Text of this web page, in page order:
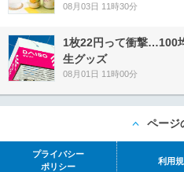
08月03日 11時30分
1枚22円って衝撃…100
生グッズ
08月01日 11時00分
ページ
プライバシー
ポリシー
利用